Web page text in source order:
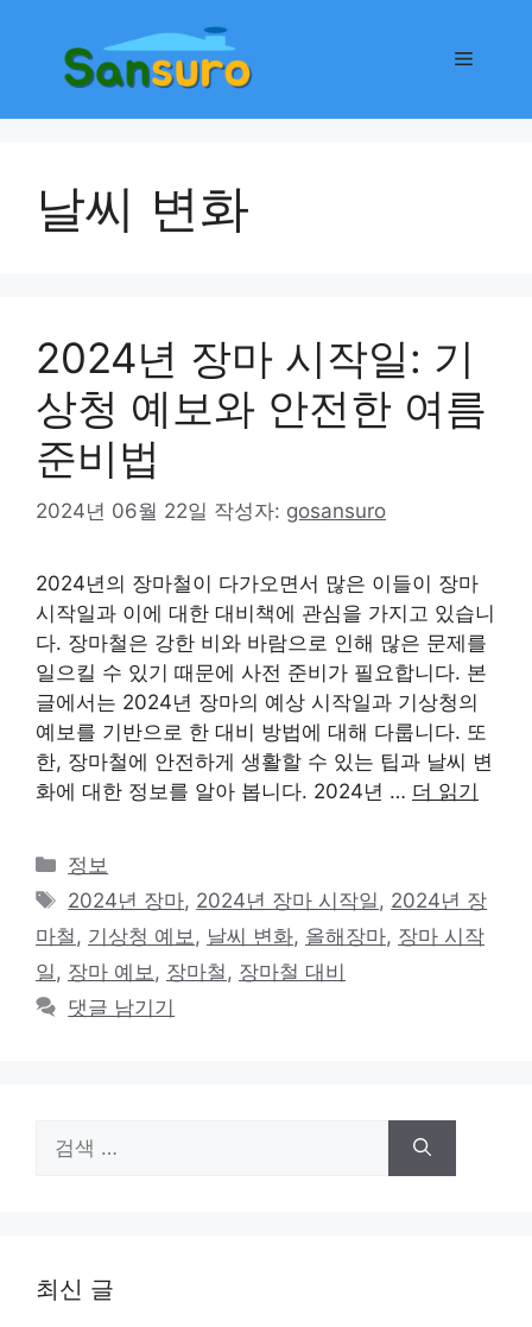
메
날씨 변화
2024년 장마 시작일: 기
상청 예보와 안전한 여름
준비법
2024년 06월 22일 작성자: gosansuro
2024년의 장마철이 다가오면서 많은 이들이 장마
시작일과 이에 대한 대비책에 관심을 가지고 있습니
다. 장마철은 강한 비와 바람으로 인해 많은 문제를
일으킬 수 있기 때문에 사전 준비가 필요합니다. 본
글에서는 2024년 장마의 예상 시작일과 기상청의
예보를 기반으로 한 대비 방법에 대해 다룹니다. 또
한, 장마철에 안전하게 생활할 수 있는 팁과 날씨 변
화에 대한 정보를 알아 봅니다. 2024년 … 더 읽기
카
테
리
정보
태
그
2024년 장마, 2024년 장마 시작일 , 2024년 장
마철 , 기상청 예보 , 날씨 변화, 올해장마, 장마 시작
일 , 장마 예보 , 장마철 , 장마철 대비
댓글 남기기
색:
최신 글